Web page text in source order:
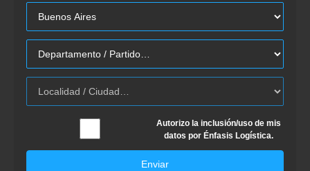
Autorizo la inclusión/uso de mis
datos por Énfasis Logística.
Enviar